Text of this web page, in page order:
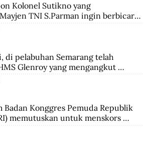
Kolonel Sutikno yang
TNI S.Parman ingin berbicara
bertemu dengan Parman
yang mendekatkan mereka.
meminta tolong untuk
Verrips yang diduga merampok uang
di pelabuhan Semarang telah
Glenroy yang mengangkut
pasukan Inggris dari brigade
terdiri dari prajurit Gurkha.
sekitar pukul 08.00.
isi persetujuan
menembak antara pasukan TKR
Rakyat) dengan tentara Jepang.
Badan Konggres Pemuda Republik
memutuskan untuk menskors
(Pesindo).